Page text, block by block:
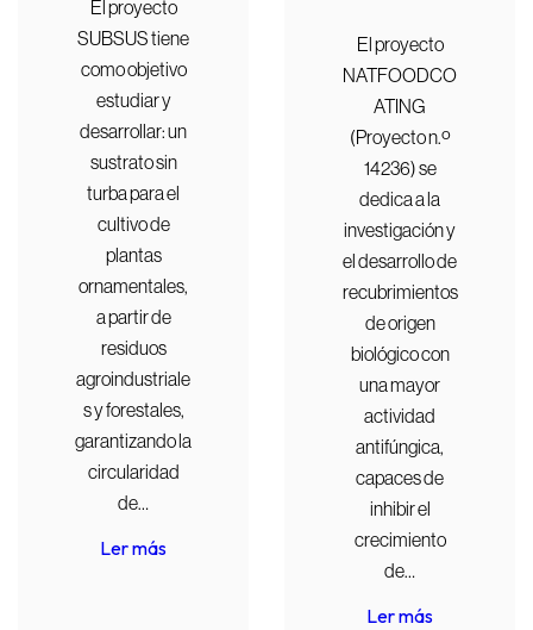
El proyecto
SUBSUS tiene
como objetivo
estudiar y
desarrollar: un
sustrato sin
turba para el
cultivo de
plantas
ornamentales,
a partir de
residuos
agroindustriale
s y forestales,
garantizando la
circularidad
de…
Ler más
El proyecto
NATFOODCO
ATING
(Proyecto n.º
14236) se
dedica a la
investigación y
el desarrollo de
recubrimientos
de origen
biológico con
una mayor
actividad
antifúngica,
capaces de
inhibir el
crecimiento
de…
Ler más